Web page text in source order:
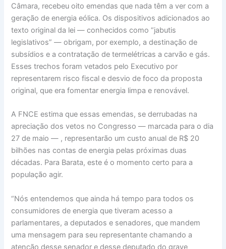
Câmara, recebeu oito emendas que nada têm a ver com a
geração de energia eólica. Os dispositivos adicionados ao
texto original da lei — conhecidos como “jabutis
legislativos” — obrigam, por exemplo, a destinação de
subsídios e a contratação de termelétricas a carvão e gás.
Esses trechos foram vetados pelo Executivo por
representarem risco fiscal e desvio de foco da proposta
original, que era fomentar energia limpa e renovável.
A FNCE estima que essas emendas, se derrubadas na
apreciação dos vetos no Congresso — marcada para o dia
27 de maio — , representarão um custo anual de R$ 20
bilhões nas contas de energia pelas próximas duas
décadas. Para Barata, este é o momento certo para a
população agir.
“Nós entendemos que ainda há tempo para todos os
consumidores de energia que tiveram acesso a
parlamentares, a deputados e senadores, que mandem
uma mensagem para seu representante chamando a
atenção desse senador e desse deputado do grave